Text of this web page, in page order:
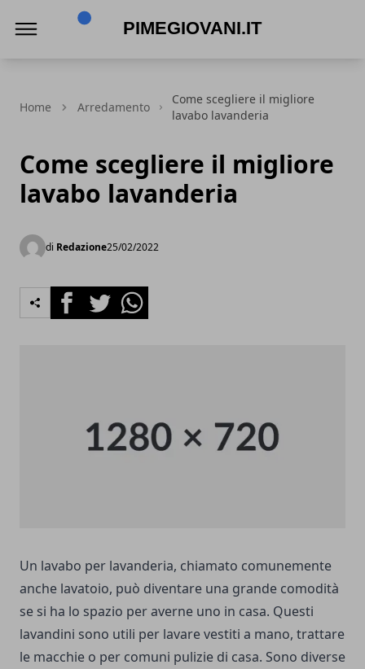
Home Arredamento
Come scegliere il migliore
lavabo lavanderia
Come scegliere il migliore
lavabo lavanderia
di Redazione25/02/2022
FacebookTwitterWhatsapp
Un lavabo per lavanderia, chiamato comunemente
anche lavatoio, può diventare una grande comodità
se si ha lo spazio per averne uno in casa. Questi
lavandini sono utili per lavare vestiti a mano, trattare
le macchie o per comuni pulizie di casa. Sono diverse